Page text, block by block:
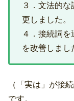
３．文法的
更しました。
４．接続詞を
を改善しまし
（「実は」が接
です。